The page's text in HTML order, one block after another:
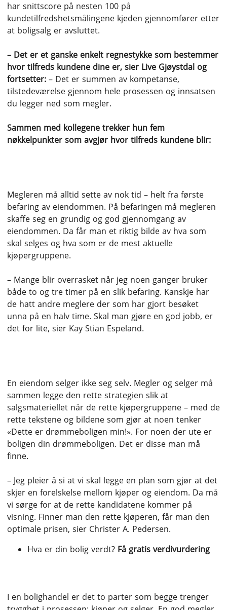
har snittscore på nesten 100 på
kundetilfredshetsmålingene kjeden gjennomfører etter
at boligsalg er avsluttet.
– Det er et ganske enkelt regnestykke som bestemmer
hvor tilfreds kundene dine er, sier Live Gjøystdal og
fortsetter: – Det er summen av kompetanse,
tilstedeværelse gjennom hele prosessen og innsatsen
du legger ned som megler.
Sammen med kollegene trekker hun fem
nøkkelpunkter som avgjør hvor tilfreds kundene blir:
Megleren må alltid sette av nok tid – helt fra første
befaring av eiendommen. På befaringen må megleren
skaffe seg en grundig og god gjennomgang av
eiendommen. Da får man et riktig bilde av hva som
skal selges og hva som er de mest aktuelle
kjøpergruppene.
– Mange blir overrasket når jeg noen ganger bruker
både to og tre timer på en slik befaring. Kanskje har
de hatt andre meglere der som har gjort besøket
unna på en halv time. Skal man gjøre en god jobb, er
det for lite, sier Kay Stian Espeland.
En eiendom selger ikke seg selv. Megler og selger må
sammen legge den rette strategien slik at
salgsmateriellet når de rette kjøpergruppene – med de
rette tekstene og bildene som gjør at noen tenker
«Dette er drømmeboligen min!». For noen der ute er
boligen din drømmeboligen. Det er disse man må
finne.
– Jeg pleier å si at vi skal legge en plan som gjør at det
skjer en forelskelse mellom kjøper og eiendom. Da må
vi sørge for at de rette kandidatene kommer på
visning. Finner man den rette kjøperen, får man den
optimale prisen, sier Christer A. Pedersen.
Hva er din bolig verdt? Få gratis verdivurdering
I en bolighandel er det to parter som begge trenger